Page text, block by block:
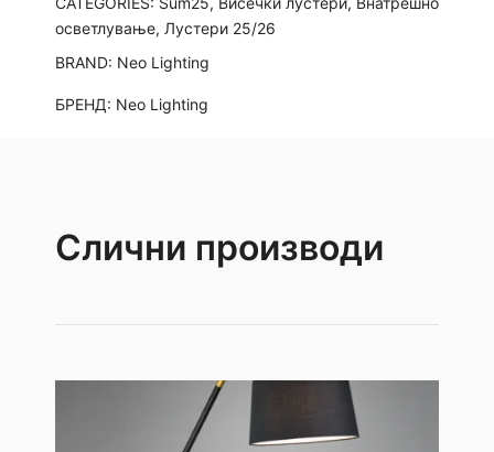
осветлување, Лустери 25/26
BRAND: Neo Lighting
БРЕНД: Neo Lighting
Слични производи